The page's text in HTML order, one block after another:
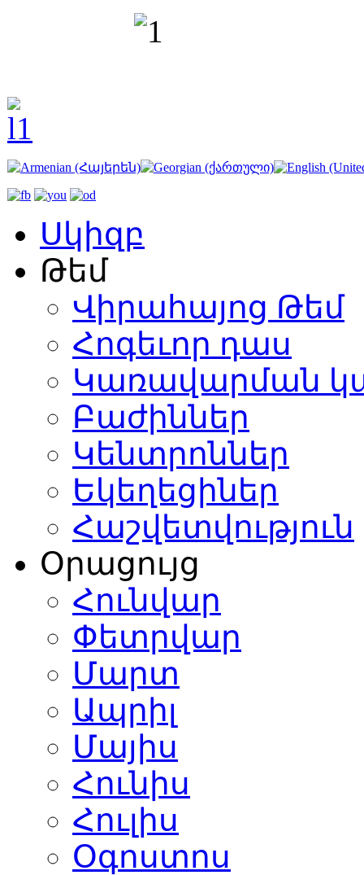
Սկիզբ
Թեմ
Վիրահայոց Թեմ
Հոգեւոր դաս
Կառավարման
Բաժիններ
Կենտրոններ
Եկեղեցիներ
Հաշվետվություն
Օրացույց
Հունվար
Փետրվար
Մարտ
Ապրիլ
Մայիս
Հունիս
Հուլիս
Օգոստոս